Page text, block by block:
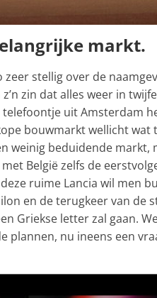
markt.
stellig over de
zin dat alles weer in
uit Amsterdam
bouwmarkt wellicht
weinig beduidende markt,
België zelfs de
ruime Lancia wil men
en de terugkeer van de
Griekse letter zal gaan.
plannen, nu ineens een